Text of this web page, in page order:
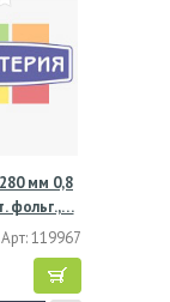
мм 0,8
фольг.,…
Арт: 119967